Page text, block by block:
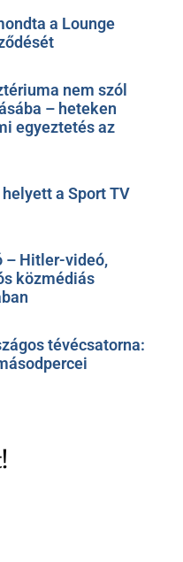
a Lounge
nem szól
– heteken
egyeztetés az
a Sport TV
– Hitler-videó,
közmédiás
tévécsatorna: